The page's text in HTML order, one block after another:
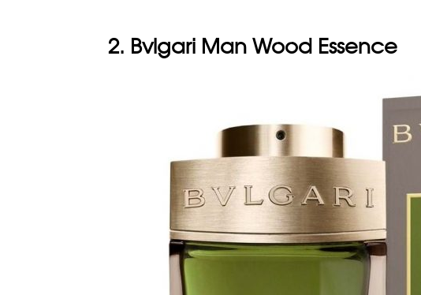
2. Bvlgari Man Wood Essence